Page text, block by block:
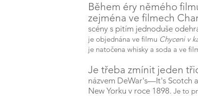
Během éry němého
zejména ve filmech
scény s pitím jednoduše
je objednána ve filmu Chyceni v
je natočena whisky a soda a ve
Je třeba zmínit jeden
názvem DeWar's—It's Scotch
New Yorku v roce 1898. Je to